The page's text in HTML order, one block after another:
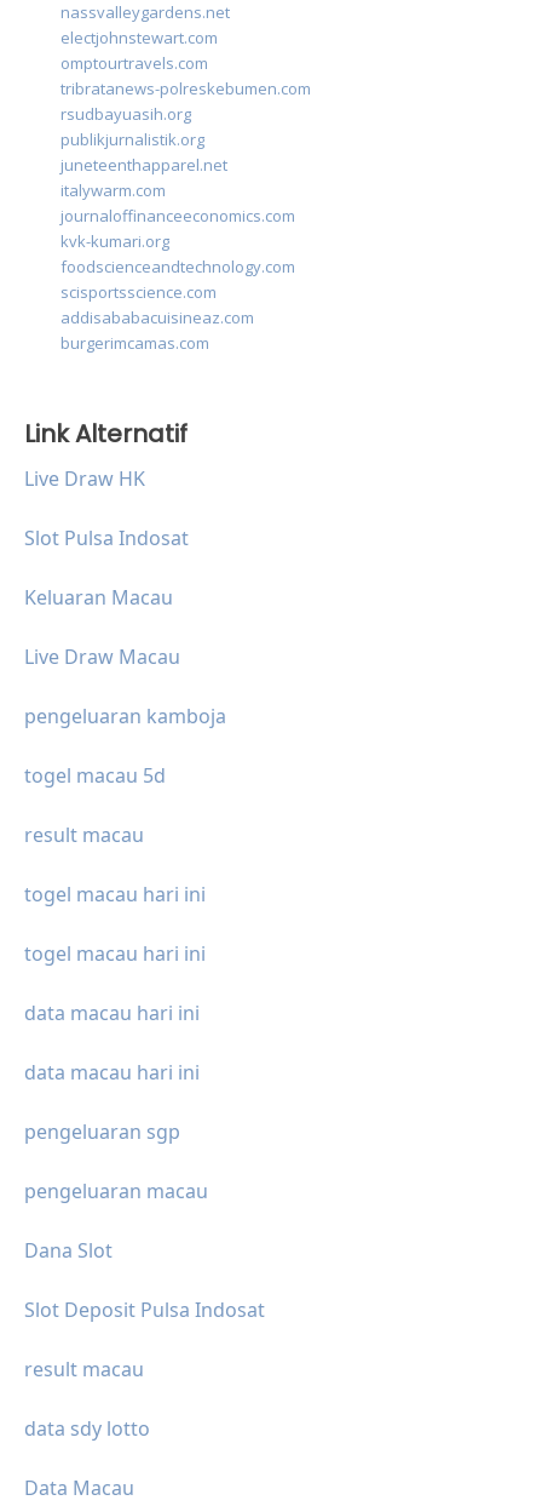
nassvalleygardens.net
electjohnstewart.com
omptourtravels.com
tribratanews-polreskebumen.com
rsudbayuasih.org
publikjurnalistik.org
juneteenthapparel.net
italywarm.com
journaloffinanceeconomics.com
kvk-kumari.org
foodscienceandtechnology.com
scisportsscience.com
addisababacuisineaz.com
burgerimcamas.com
Link Alternatif
Live Draw HK
Slot Pulsa Indosat
Keluaran Macau
Live Draw Macau
pengeluaran kamboja
togel macau 5d
result macau
togel macau hari ini
togel macau hari ini
data macau hari ini
data macau hari ini
pengeluaran sgp
pengeluaran macau
Dana Slot
Slot Deposit Pulsa Indosat
result macau
data sdy lotto
Data Macau